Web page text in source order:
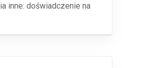
inne: doświadczenie na